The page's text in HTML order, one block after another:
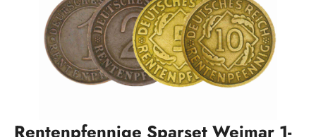
Rentenpfennige Sparset Weimar 1-